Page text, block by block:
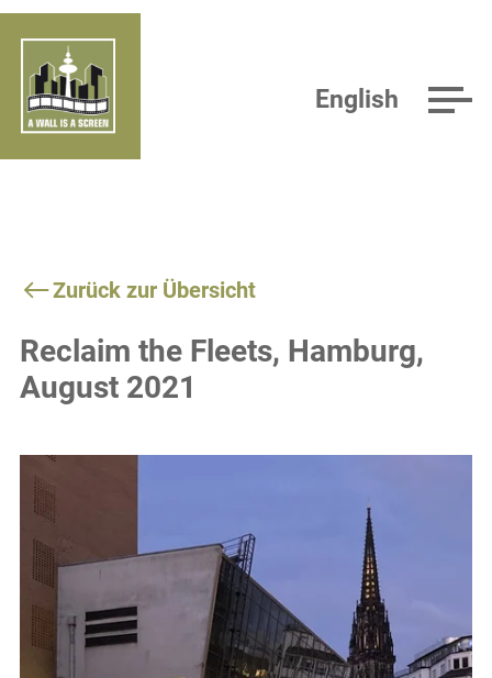
English
Zurück zur Übersicht
Reclaim the Fleets, Hamburg,
August 2021